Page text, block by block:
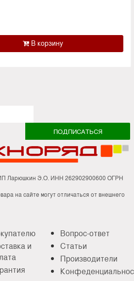
Ларюшкин Э.О. ИНН 262902900600 ОГРН
на сайте могут отличаться от внешнего
и
Вопрос-ответ
Статьи
Производители